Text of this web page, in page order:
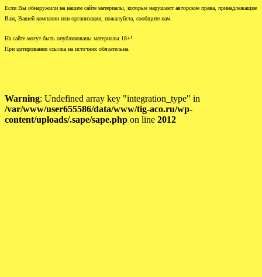
Если Вы обнаружили на нашем сайте материалы, которые нарушают авторские права, принадлежащие
Вам, Вашей компании или организации, пожалуйста, сообщите нам.
На сайте могут быть опубликованы материалы 18+!
При цитировании ссылка на источник обязательна.
Warning: Undefined array key "integration_type" in
/var/www/user655586/data/www/tig-aco.ru/wp-
content/uploads/.sape/sape.php on line 2012